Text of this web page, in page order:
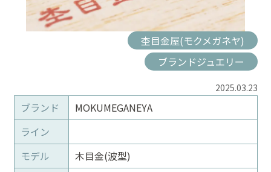
杢目金屋(モクメガネヤ)
ブランドジュエリー
2025.03.23
ブランド
MOKUMEGANEYA
ライン
モデル
木目金(波型)